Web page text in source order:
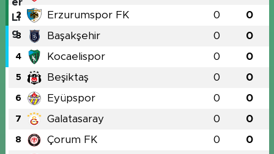
2 Erzurumspor FK 0 0
3 Başakşehir 0 0
4 Kocaelispor 0 0
5 Beşiktaş 0 0
6 Eyüpspor 0 0
7 Galatasaray 0 0
8 Çorum FK 0 0